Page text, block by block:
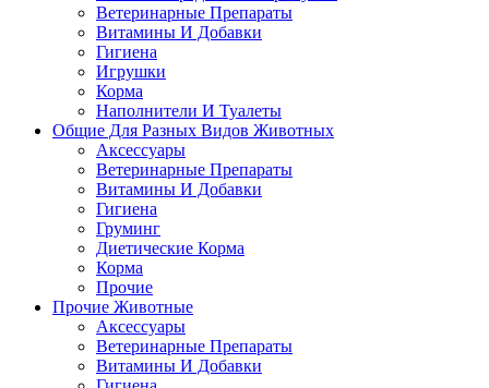
Ветеринарные Препараты
Витамины И Добавки
Гигиена
Игрушки
Корма
Наполнители И Туалеты
Общие Для Разных Видов Животных
Аксессуары
Ветеринарные Препараты
Витамины И Добавки
Гигиена
Груминг
Диетические Корма
Корма
Прочие
Прочие Животные
Аксессуары
Ветеринарные Препараты
Витамины И Добавки